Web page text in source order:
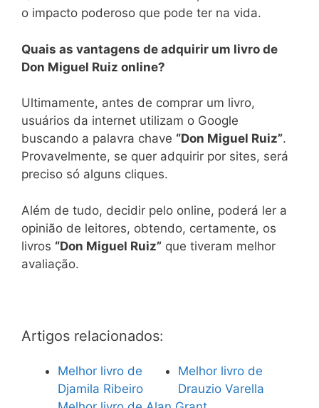
o impacto poderoso que pode ter na vida.
Quais as vantagens de adquirir um livro de
Don Miguel Ruiz online?
Ultimamente, antes de comprar um livro,
usuários da internet utilizam o Google
buscando a palavra chave “Don Miguel Ruiz”.
Provavelmente, se quer adquirir por sites, será
preciso só alguns cliques.
Além de tudo, decidir pelo online, poderá ler a
opinião de leitores, obtendo, certamente, os
livros “Don Miguel Ruiz” que tiveram melhor
avaliação.
Artigos relacionados:
Melhor livro de
Djamila Ribeiro
Melhor livro de
Drauzio Varella